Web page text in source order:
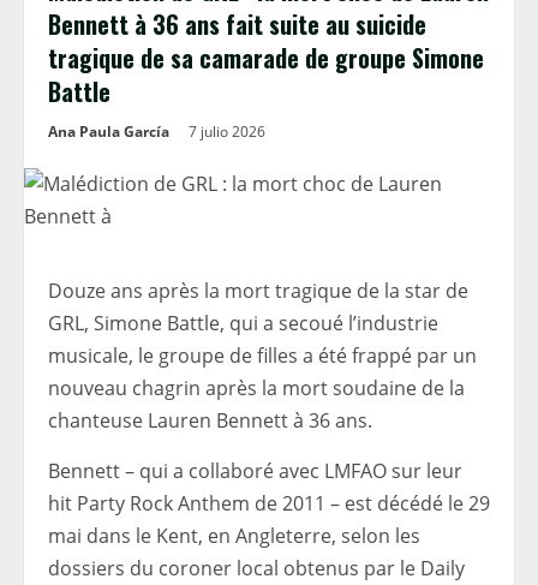
Bennett à 36 ans fait suite au suicide
tragique de sa camarade de groupe Simone
Battle
Ana Paula García 7 julio 2026
Douze ans après la mort tragique de la star de
GRL, Simone Battle, qui a secoué l’industrie
musicale, le groupe de filles a été frappé par un
nouveau chagrin après la mort soudaine de la
chanteuse Lauren Bennett à 36 ans.
Bennett – qui a collaboré avec LMFAO sur leur
hit Party Rock Anthem de 2011 – est décédé le 29
mai dans le Kent, en Angleterre, selon les
dossiers du coroner local obtenus par le Daily